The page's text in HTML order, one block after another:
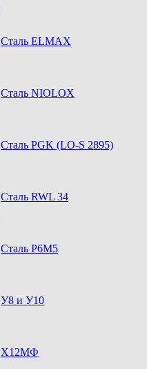
Сталь ELMAX
Сталь NIOLOX
Сталь PGK (LO-S 2895)
Сталь RWL 34
Сталь Р6М5
У8 и У10
Х12МФ